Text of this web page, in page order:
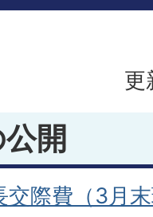
更
開
交際費（3月